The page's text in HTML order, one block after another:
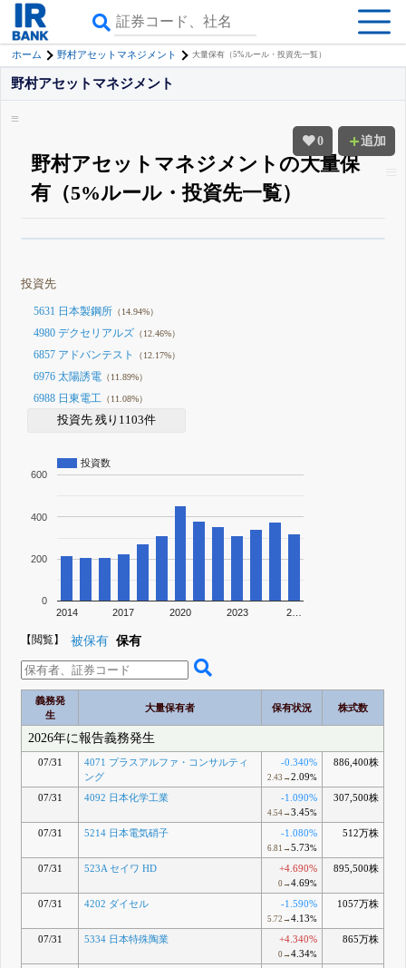
ホーム 野村アセットマネジメント 大量保有（5%ルール・投資先一覧）
0 追加
野村アセットマネジメント
野村アセットマネジメントの大量保
有（5%ルール・投資先一覧）
登録すると永久30%OFFと米株版の先行利用も付きます
投資先
5631 日本製鋼所 （14.94%）
4980 デクセリアルズ （12.46%）
6857 アドバンテスト （12.17%）
6976 太陽誘電 （11.89%）
6988 日東電工 （11.08%）
投資先 残り1103件
投資数
2014 2017 2020 2023 2…
0
200
400
600
【閲覧】 被保有 保有
義務発
生
大量保有者 保有状況 株式数
2026年に報告義務発生
07/31
4071 プラスアルファ・コンサルティ
ング
-0.340%
2.43→ 2.09%
886,400株
07/31 4092 日本化学工業 -1.090%
4.54→ 3.45%
307,500株
07/31 5214 日本電気硝子 -1.080%
6.81→ 5.73%
512万株
07/31 523A セイワ HD +4.690%
0→ 4.69%
895,500株
07/31 4202 ダイセル -1.590%
5.72→ 4.13%
1057万株
07/31 5334 日本特殊陶業 +4.340%
0→ 4.34%
865万株